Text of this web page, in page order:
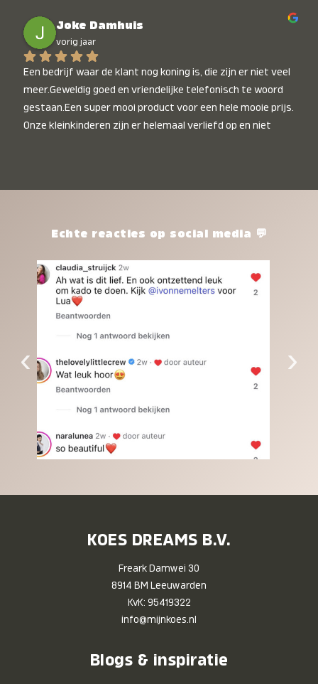
Joke Damhuis
vorig jaar
Een bedrijf waar de klant nog koning is, die zijn er niet veel
meer.Geweldig goed en vriendelijke telefonisch te woord
gestaan.Een super mooi product voor een hele mooie prijs.
Onze kleinkinderen zijn er helemaal verliefd op en niet
het waard.Echte reacties op social media 💬
‹ ›
KOES DREAMS B.V.
Freark Damwei 30
8914 BM Leeuwarden
KvK: 95419322
info@mijnkoes.nl
Blogs & inspiratie